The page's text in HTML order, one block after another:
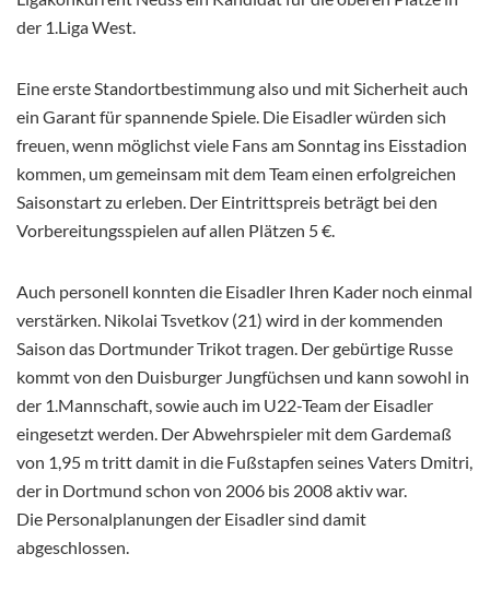
der 1.Liga West.
Eine erste Standortbestimmung also und mit Sicherheit auch
ein Garant für spannende Spiele. Die Eisadler würden sich
freuen, wenn möglichst viele Fans am Sonntag ins Eisstadion
kommen, um gemeinsam mit dem Team einen erfolgreichen
Saisonstart zu erleben. Der Eintrittspreis beträgt bei den
Vorbereitungsspielen auf allen Plätzen 5 €.
Auch personell konnten die Eisadler Ihren Kader noch einmal
verstärken. Nikolai Tsvetkov (21) wird in der kommenden
Saison das Dortmunder Trikot tragen. Der gebürtige Russe
kommt von den Duisburger Jungfüchsen und kann sowohl in
der 1.Mannschaft, sowie auch im U22-Team der Eisadler
eingesetzt werden. Der Abwehrspieler mit dem Gardemaß
von 1,95 m tritt damit in die Fußstapfen seines Vaters Dmitri,
der in Dortmund schon von 2006 bis 2008 aktiv war.
Die Personalplanungen der Eisadler sind damit
abgeschlossen.